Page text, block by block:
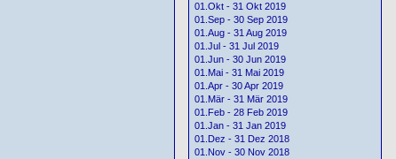
01.Okt - 31 Okt 2019
01.Sep - 30 Sep 2019
01.Aug - 31 Aug 2019
01.Jul - 31 Jul 2019
01.Jun - 30 Jun 2019
01.Mai - 31 Mai 2019
01.Apr - 30 Apr 2019
01.Mär - 31 Mär 2019
01.Feb - 28 Feb 2019
01.Jan - 31 Jan 2019
01.Dez - 31 Dez 2018
01.Nov - 30 Nov 2018